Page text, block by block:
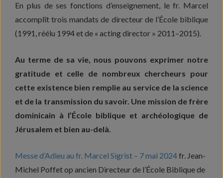
En plus de ses fonctions d’enseignement, le fr. Marcel
accomplît trois mandats de directeur de l’École biblique
(1991, réélu 1994 et de « acting director » 2011–2015).
Au terme de sa vie, nous pouvons exprimer notre
gratitude et celle de nombreux chercheurs pour
cette existence bien remplie au service de la science
et de la transmission du savoir. Une mission de frère
dominicain à l’École biblique et archéologique de
Jérusalem et bien au-delà.
Messe d’Adieu au fr. Marcel Sigrist – 7 mai 2024fr. Jean-
Michel Poffet op ancien Directeur de l’École Biblique de